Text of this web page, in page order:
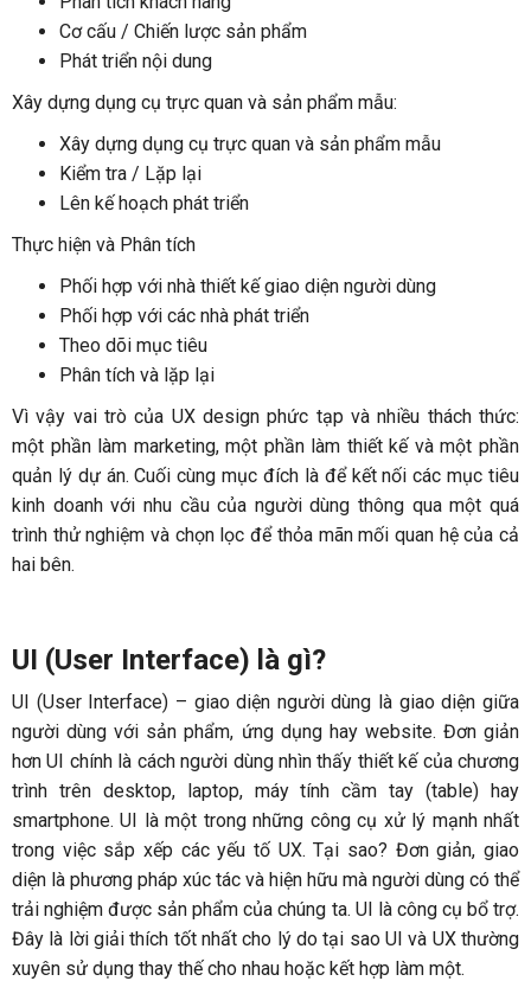
Cơ cấu / Chiến lược sản phẩm
Phát triển nội dung
Xây dựng dụng cụ trực quan và sản phẩm mẫu:
Xây dựng dụng cụ trực quan và sản phẩm mẫu
Kiểm tra / Lặp lại
Lên kế hoạch phát triển
Thực hiện và Phân tích
Phối hợp với nhà thiết kế giao diện người dùng
Phối hợp với các nhà phát triển
Theo dõi mục tiêu
Phân tích và lặp lại
Vì vậy vai trò của UX design phức tạp và nhiều thách thức:
một phần làm marketing, một phần làm thiết kế và một phần
quản lý dự án. Cuối cùng mục đích là để kết nối các mục tiêu
kinh doanh với nhu cầu của người dùng thông qua một quá
trình thử nghiệm và chọn lọc để thỏa mãn mối quan hệ của cả
hai bên.
UI (User Interface) là gì?
UI (User Interface) – giao diện người dùng là giao diện giữa
người dùng với sản phẩm, ứng dụng hay website. Đơn giản
hơn UI chính là cách người dùng nhìn thấy thiết kế của chương
trình trên desktop, laptop, máy tính cầm tay (table) hay
smartphone. UI là một trong những công cụ xử lý mạnh nhất
trong việc sắp xếp các yếu tố UX. Tại sao? Đơn giản, giao
diện là phương pháp xúc tác và hiện hữu mà người dùng có thể
trải nghiệm được sản phẩm của chúng ta. UI là công cụ bổ trợ.
Đây là lời giải thích tốt nhất cho lý do tại sao UI và UX thường
xuyên sử dụng thay thế cho nhau hoặc kết hợp làm một.